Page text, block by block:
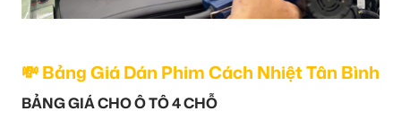
💸 Bảng Giá Dán Phim Cách Nhiệt Tân Bình
BẢNG GIÁ CHO Ô TÔ 4 CHỖ